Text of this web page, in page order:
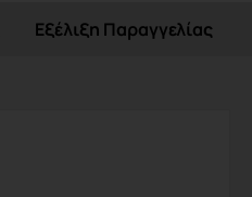
Εξέλιξη Παραγγελίας